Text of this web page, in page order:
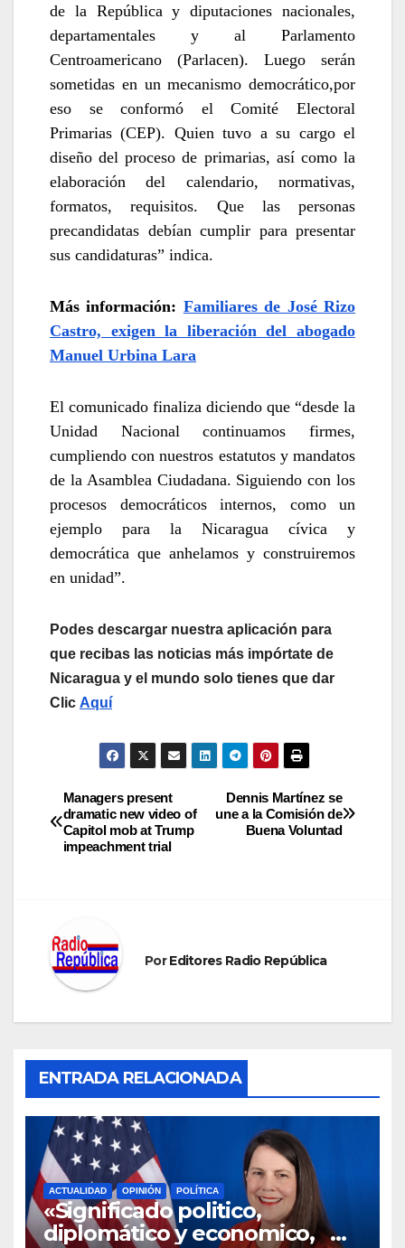
de la República y diputaciones nacionales,
departamentales y al Parlamento
Centroamericano (Parlacen). Luego serán
sometidas en un mecanismo democrático,por
eso se conformó el Comité Electoral
Primarias (CEP). Quien tuvo a su cargo el
diseño del proceso de primarias, así como la
elaboración del calendario, normativas,
formatos, requisitos. Que las personas
precandidatas debían cumplir para presentar
sus candidaturas” indica.
Más información: Familiares de José Rizo
Castro, exigen la liberación del abogado
Manuel Urbina Lara
El comunicado finaliza diciendo que “desde la
Unidad Nacional continuamos firmes,
cumpliendo con nuestros estatutos y mandatos
de la Asamblea Ciudadana. Siguiendo con los
procesos democráticos internos, como un
ejemplo para la Nicaragua cívica y
democrática que anhelamos y construiremos
en unidad”.
Podes descargar nuestra aplicación para
que recibas las noticias más impórtate de
Nicaragua y el mundo solo tienes que dar
Clic Aquí
Navegación
de
Dennis Martínez se
une a la Comisión de
Buena Voluntad
Managers present
dramatic new video of
Capitol mob at Trump
impeachment trial
PorEditores Radio República
ENTRADA RELACIONADA
ACTUALIDAD OPINIÓN POLÍTICA
«Significado politico,
diplomático y economico,